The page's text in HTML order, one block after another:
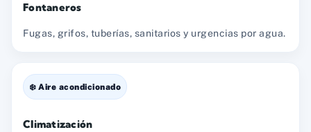
Fontaneros
Fugas, grifos, tuberías, sanitarios y urgencias por agua.
❄️ Aire acondicionado
Climatización